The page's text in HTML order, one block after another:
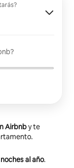
Airbnby te
al año.